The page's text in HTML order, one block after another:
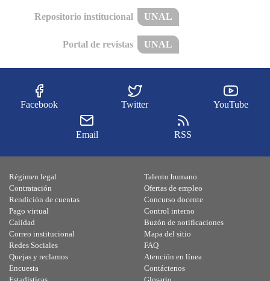
Repositorio institucional UNAL
Portal de revistas UNAL
Facebook Twitter YouTube
Email RSS
Régimen legal
Contratación
Rendición de cuentas
Pago virtual
Calidad
Talento humano
Ofertas de empleo
Concurso docente
Control interno
Buzón de notificaciones
Correo institucional
Redes Sociales
Quejas y reclamos
Encuesta
Mapa del sitio
FAQ
Atención en línea
Contáctenos